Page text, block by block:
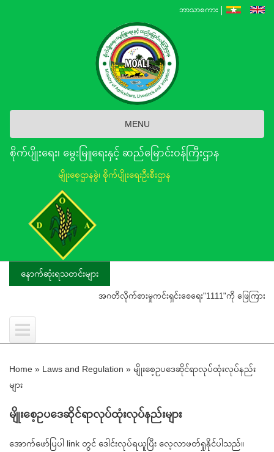
ဘာသာစကား
MENU
စိုက်ပျိုးရေး၊ မွေးမြူရေးနှင့် ဆည်မြောင်း၀န်ကြီးဌာန
မျိုးစေ့ဌာနခွဲ၊ စိုက်ပျိုးရေးဦးစီးဌာန
နောက်ဆုံးရသတင်းများ
အဂတိလိုက်စားမှုကင်းရှင်းစေရေး"1111"ကို ဖြေကြားပေး
Home » Laws and Regulation » မျိုးစေ့ဥပဒေဆိုင်ရာလုပ်ထုံးလုပ်နည်း
များ
မျိုးစေ့ဥပဒေဆိုင်ရာလုပ်ထုံးလုပ်နည်းများ
အောက်ဖော်ပြပါ link တွင် ဒေါင်းလုပ်ရယူပြီး လေ့လာဖတ်ရှုနိုင်ပါသည်။